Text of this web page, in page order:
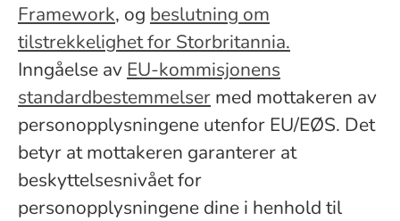
Framework, og beslutning om
tilstrekkelighet for Storbritannia.
Inngåelse av EU-kommisjonens
standardbestemmelser med mottakeren av
personopplysningene utenfor EU/EØS. Det
betyr at mottakeren garanterer at
beskyttelsesnivået for
personopplysningene dine i henhold til